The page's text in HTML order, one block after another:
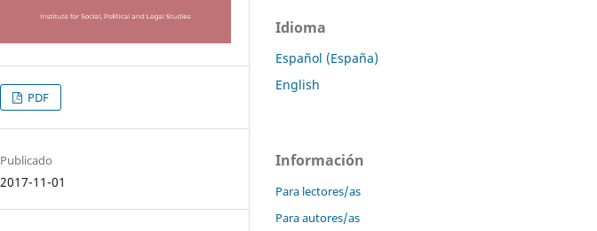
PDF
Publicado
2017-11-01
Idioma
Español (España)
English
Información
Para lectores/as
Para autores/as